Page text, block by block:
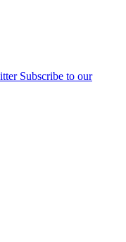
Subscribe to our